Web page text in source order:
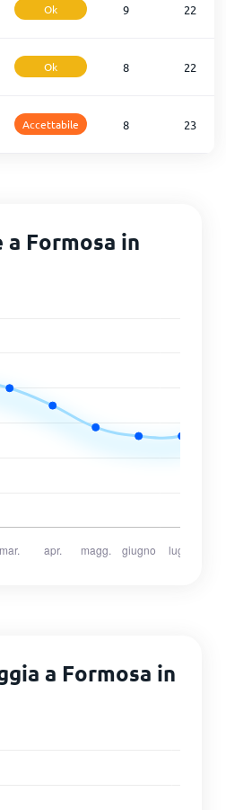
Ok 9 22
Ok 8 22
Accettabile 8 23
Formosa in
a Formosa in